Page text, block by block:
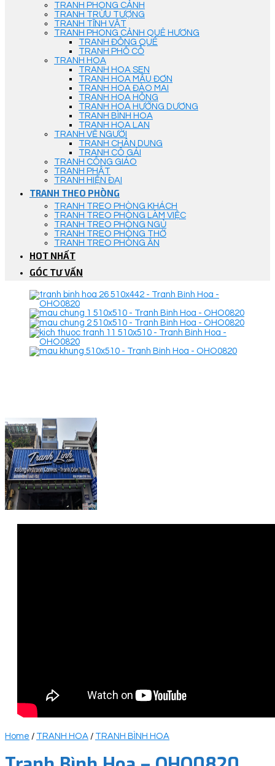
TRANH PHONG CẢNH
TRANH TRỪU TƯỢNG
TRANH TĨNH VẬT
TRANH PHONG CẢNH QUÊ HƯƠNG
TRANH ĐỒNG QUÊ
TRANH PHỐ CỔ
TRANH HOA
TRANH HOA SEN
TRANH HOA MẪU ĐƠN
TRANH HOA ĐÀO MAI
TRANH HOA HỒNG
TRANH HOA HƯỚNG DƯƠNG
TRANH BÌNH HOA
TRANH HOA LAN
TRANH VẼ NGƯỜI
TRANH CHÂN DUNG
TRANH CÔ GÁI
TRANH CÔNG GIÁO
TRANH PHẬT
TRANH HIỆN ĐẠI
TRANH THEO PHÒNG
TRANH TREO PHÒNG KHÁCH
TRANH TREO PHÒNG LÀM VIỆC
TRANH TREO PHÒNG NGỦ
TRANH TREO PHÒNG THỜ
TRANH TREO PHÒNG ĂN
HOT NHẤT
GÓC TƯ VẤN
Home / TRANH HOA / TRANH BÌNH HOA